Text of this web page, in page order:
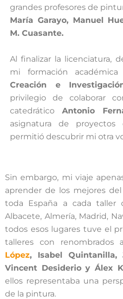
grandes profesores de
María Garayo, Manuel
M. Cuasante.
Al finalizar la licenciatura,
mi formación
Creación e
privilegio de colaborar
catedrático Antonio
asignatura de
permitió descubrir mi otra
Sin embargo, mi viaje
aprender de los mejores
toda España a cada taller
Albacete, Almería, Madrid,
todos esos lugares tuve el
talleres con renombrados
López, Isabel Quintanilla,
Vincent Desiderio y Álex
ellos representaba una
de la pintura.